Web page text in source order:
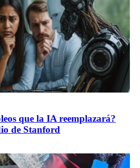
que la IA reemplazará?
de Stanford